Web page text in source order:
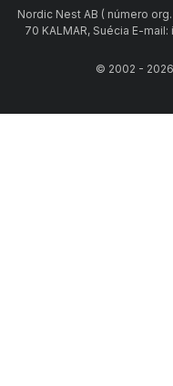
Nordic Nest AB ( número
70 KALMAR, Suécia E-
© 2002 -